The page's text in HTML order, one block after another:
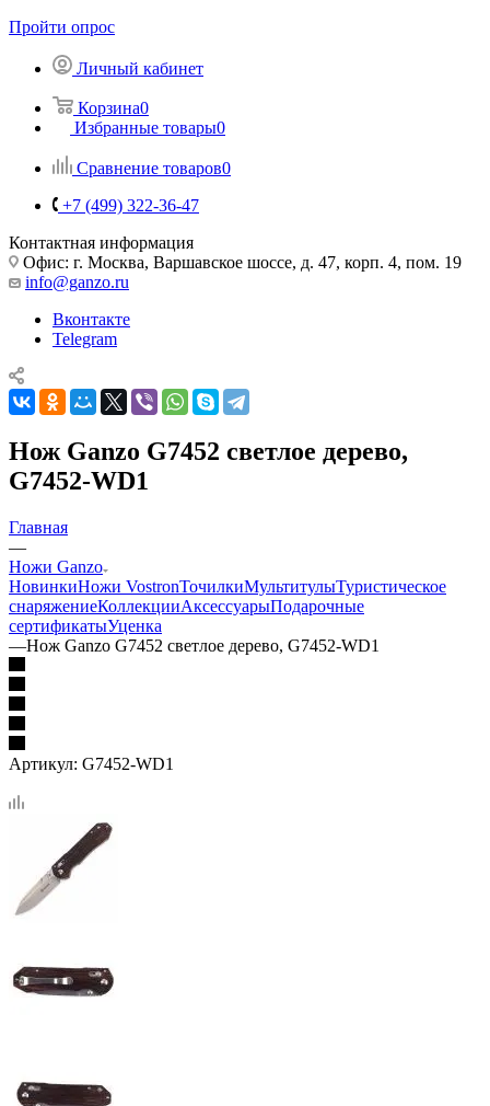
Пройти опрос
Личный кабинет
Корзина0
Избранные товары0
Сравнение товаров0
+7 (499) 322-36-47
Контактная информация
Офис: г. Москва, Варшавское шоссе, д. 47, корп. 4, пом. 19
info@ganzo.ru
Вконтакте
Telegram
Нож Ganzo G7452 светлое дерево,
G7452-WD1
Главная
—
Ножи Ganzo
НовинкиНожи VostronТочилкиМультитулыТуристическое
снаряжениеКоллекцииАксессуарыПодарочные
сертификатыУценка
—Нож Ganzo G7452 светлое дерево, G7452-WD1
Артикул: G7452-WD1